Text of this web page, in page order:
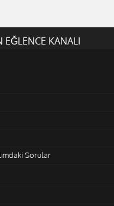
EĞLENCE KANALI
Sorular